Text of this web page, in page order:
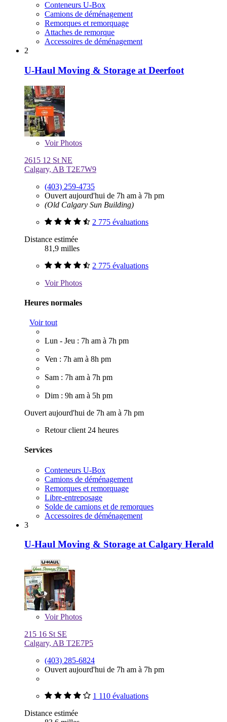
Conteneurs U-Box
Camions de déménagement
Remorques et remorquage
Attaches de remorque
Accessoires de déménagement
2
U-Haul Moving & Storage at Deerfoot
VoirPhotos
2615 12 St NE
Calgary, AB T2E7W9
(403) 259-4735
Ouvert aujourd'hui de 7h am à 7h pm
(Old Calgary Sun Building)
2 775 évaluations
Distance estimée
81,9 milles
2 775 évaluations
VoirPhotos
Heures normales
Voir tout
Lun - Jeu : 7h am à 7h pm
Ven : 7h am à 8h pm
Sam : 7h am à 7h pm
Dim : 9h am à 5h pm
Ouvert aujourd'hui de 7h am à 7h pm
Retour client 24 heures
Services
Conteneurs U-Box
Camions de déménagement
Remorques et remorquage
Libre-entreposage
Solde de camions et de remorques
Accessoires de déménagement
3
U-Haul Moving & Storage at Calgary Herald
VoirPhotos
215 16 St SE
Calgary, AB T2E7P5
(403) 285-6824
Ouvert aujourd'hui de 7h am à 7h pm
1 110 évaluations
Distance estimée